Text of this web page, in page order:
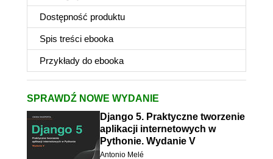
Dostępność produktu
Spis treści ebooka
Przykłady do ebooka
SPRAWDŹ NOWE WYDANIE
Django 5. Praktyczne tworzenie
aplikacji internetowych w
Pythonie. Wydanie V
Antonio Melé